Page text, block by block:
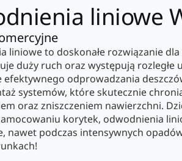
liniowe
liniowe to doskonałe rozwiązanie
duży ruch oraz występują rozległe
efektywnego odprowadzania
systemów, które skutecznie
oraz zniszczeniem nawierzchni.
korytek, odwodnienia
nawet podczas intensywnych